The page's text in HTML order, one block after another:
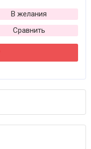
В желания
Сравнить